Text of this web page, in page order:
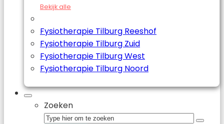
Bekijk alle
Fysiotherapie Tilburg Reeshof
Fysiotherapie Tilburg Zuid
Fysiotherapie Tilburg West
Fysiotherapie Tilburg Noord
Zoeken